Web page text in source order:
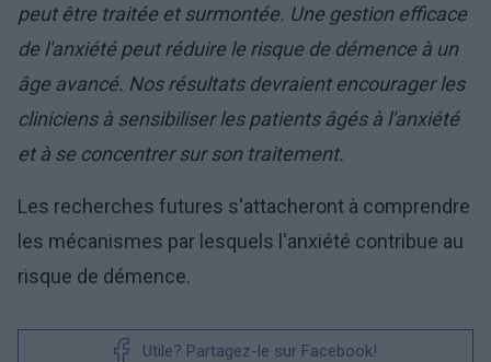
peut être traitée et surmontée. Une gestion efficace
de l'anxiété peut réduire le risque de démence à un
âge avancé. Nos résultats devraient encourager les
cliniciens à sensibiliser les patients âgés à l'anxiété
et à se concentrer sur son traitement.
Les recherches futures s'attacheront à comprendre
les mécanismes par lesquels l'anxiété contribue au
risque de démence.
Utile? Partagez-le sur Facebook!